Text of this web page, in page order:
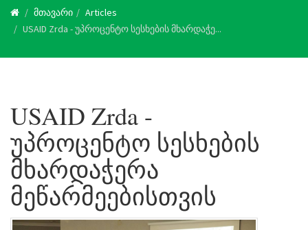
მთავარი
Articles
USAID Zrda - უპროცენტო სესხების მხარდაჭე...
USAID Zrda -
უპროცენტო სესხების
მხარდაჭერა
მეწარმეებისთვის